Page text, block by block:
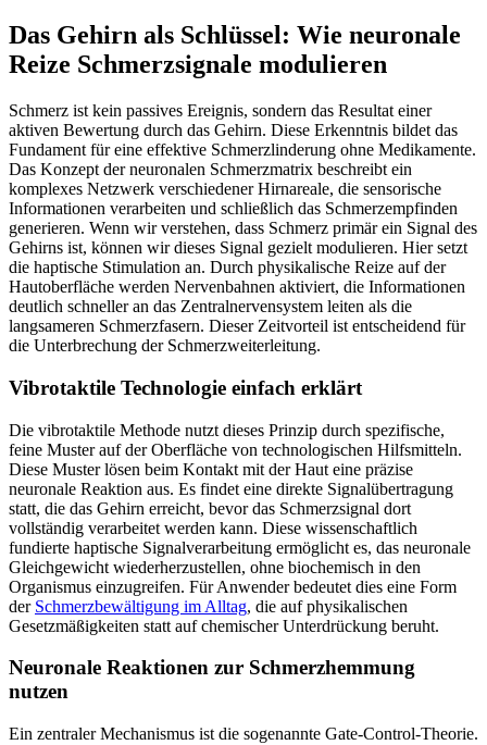
Das Gehirn als Schlüssel: Wie neuronale
Reize Schmerzsignale modulieren
Schmerz ist kein passives Ereignis, sondern das Resultat einer
aktiven Bewertung durch das Gehirn. Diese Erkenntnis bildet das
Fundament für eine effektive Schmerzlinderung ohne Medikamente.
Das Konzept der neuronalen Schmerzmatrix beschreibt ein
komplexes Netzwerk verschiedener Hirnareale, die sensorische
Informationen verarbeiten und schließlich das Schmerzempfinden
generieren. Wenn wir verstehen, dass Schmerz primär ein Signal des
Gehirns ist, können wir dieses Signal gezielt modulieren. Hier setzt
die haptische Stimulation an. Durch physikalische Reize auf der
Hautoberfläche werden Nervenbahnen aktiviert, die Informationen
deutlich schneller an das Zentralnervensystem leiten als die
langsameren Schmerzfasern. Dieser Zeitvorteil ist entscheidend für
die Unterbrechung der Schmerzweiterleitung.
Vibrotaktile Technologie einfach erklärt
Die vibrotaktile Methode nutzt dieses Prinzip durch spezifische,
feine Muster auf der Oberfläche von technologischen Hilfsmitteln.
Diese Muster lösen beim Kontakt mit der Haut eine präzise
neuronale Reaktion aus. Es findet eine direkte Signalübertragung
statt, die das Gehirn erreicht, bevor das Schmerzsignal dort
vollständig verarbeitet werden kann. Diese wissenschaftlich
fundierte haptische Signalverarbeitung ermöglicht es, das neuronale
Gleichgewicht wiederherzustellen, ohne biochemisch in den
Organismus einzugreifen. Für Anwender bedeutet dies eine Form
der Schmerzbewältigung im Alltag, die auf physikalischen
Gesetzmäßigkeiten statt auf chemischer Unterdrückung beruht.
Neuronale Reaktionen zur Schmerzhemmung
nutzen
Ein zentraler Mechanismus ist die sogenannte Gate-Control-Theorie.